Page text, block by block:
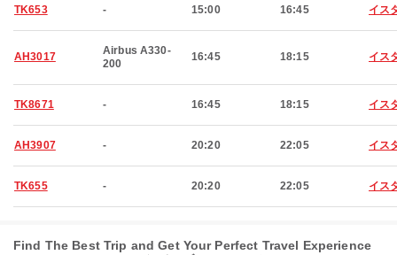
TK653 - 15:00 16:45 イス
AH3017
Airbus A330-
200
16:45 18:15 イス
TK8671 - 16:45 18:15 イス
AH3907 - 20:20 22:05 イス
TK655 - 20:20 22:05 イス
Find The Best Trip and Get Your Perfect Travel Experience